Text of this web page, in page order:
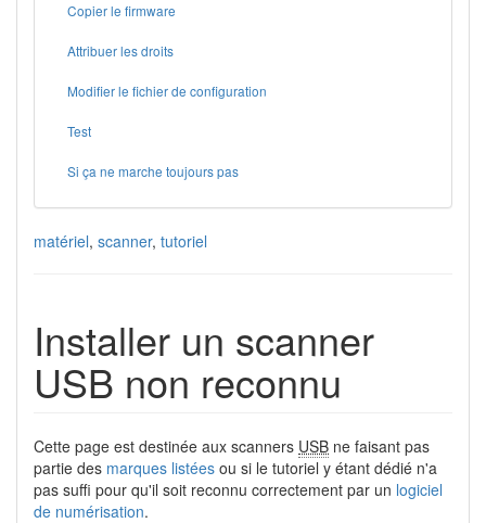
Copier le firmware
Attribuer les droits
Modifier le fichier de configuration
Test
Si ça ne marche toujours pas
matériel, scanner, tutoriel
Installer un scanner
USB non reconnu
Cette page est destinée aux scanners USB ne faisant pas
partie des marques listées ou si le tutoriel y étant dédié n'a
pas suffi pour qu'il soit reconnu correctement par un logiciel
de numérisation.